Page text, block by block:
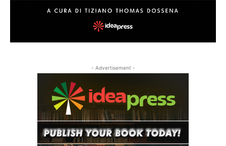
- Advertisement -